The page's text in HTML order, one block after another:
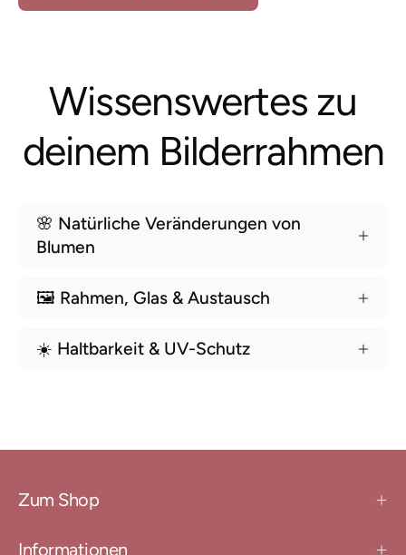
Wissenswertes zu
deinem Bilderrahmen
🌸 Natürliche Veränderungen von
Blumen
🖼️ Rahmen, Glas & Austausch
☀️ Haltbarkeit & UV-Schutz
Zum Shop
Informationen